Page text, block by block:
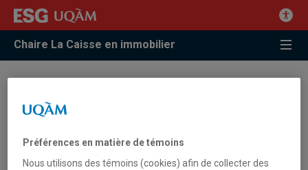
Chaire La Caisse en immobilier
Épisode 3: Le juriste en droit
immobilier
Un des nouveaux défis pour la relève en droit immobilier, c’est
Préférences en matière de témoins
Nous utilisons des témoins (cookies) afin de collecter des